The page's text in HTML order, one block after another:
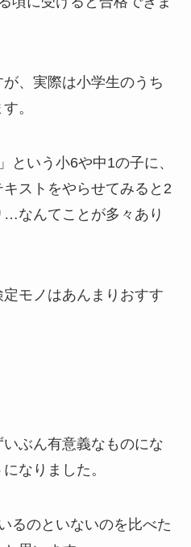
、実際は小学生のうち
。
という小6や中1の子に、
ストをやらせてみると2
なんてことが多々あり
モノはあんまりおすす
ぶん有意義なものにな
なりました。
るのといないのを比べた